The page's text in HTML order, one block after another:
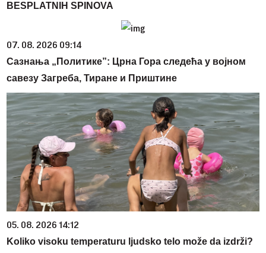
BESPLATNIH SPINOVA
07. 08. 2026 09:14
Сазнања „Политике”: Црна Гора следећа у војном
савезу Загреба, Тиране и Приштине
05. 08. 2026 14:12
Koliko visoku temperaturu ljudsko telo može da izdrži?